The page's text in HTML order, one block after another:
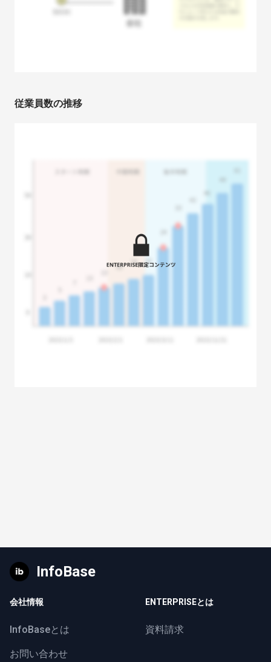
従業員数の推移
InfoBase
会社情報
InfoBaseとは
お問い合わせ
ENTERPRISEとは
資料請求